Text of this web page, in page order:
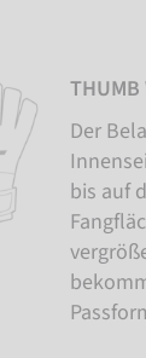
THUMB
Der
bis auf